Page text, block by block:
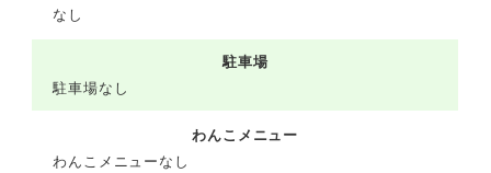
なし
駐車場
駐車場なし
わんこメニュー
わんこメニューなし